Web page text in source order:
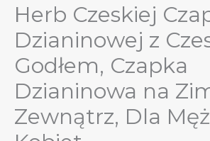
Herb Czeskiej
Dzianinowej z
Godłem, Czapka
Dzianinowa na
Zewnątrz, Dla